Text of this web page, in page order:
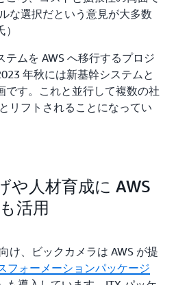
な選択だという意見が大多数
ムを AWS へ移行するプロジ
年秋には新基幹システムと
です。これと並行して複数の社
リフトされることになってい
や人材育成に AWS
活用
け、ビックカメラは AWS が提
フォーメーションパッケージ